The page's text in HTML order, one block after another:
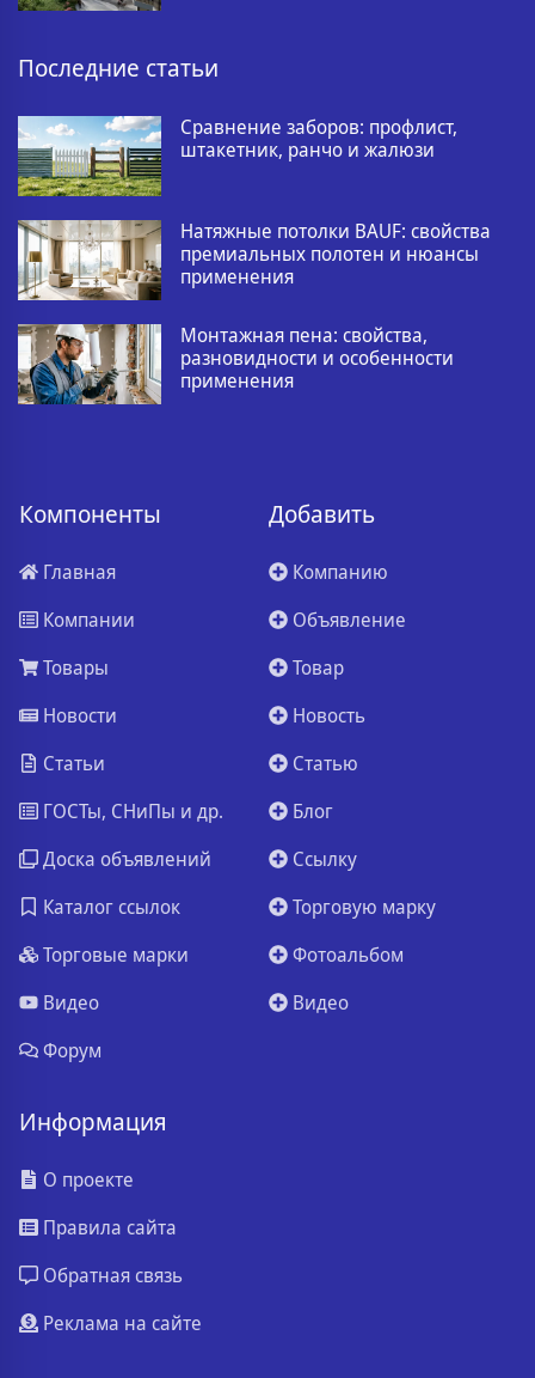
Последние статьи
Сравнение заборов: профлист,
штакетник, ранчо и жалюзи
Натяжные потолки BAUF: свойства
премиальных полотен и нюансы
применения
Монтажная пена: свойства,
разновидности и особенности
применения
Компоненты
Главная
Компании
Товары
Новости
Статьи
ГОСТы, СНиПы и др.
Доска объявлений
Каталог ссылок
Торговые марки
Видео
Форум
Добавить
Компанию
Объявление
Товар
Новость
Статью
Блог
Ссылку
Торговую марку
Фотоальбом
Видео
Информация
О проекте
Правила сайта
Обратная связь
Реклама на сайте